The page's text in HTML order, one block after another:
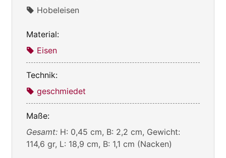
Hobeleisen
Material:
Eisen
Technik:
geschmiedet
Maße:
Gesamt: H: 0,45 cm, B: 2,2 cm, Gewicht:
114,6 gr, L: 18,9 cm, B: 1,1 cm (Nacken)